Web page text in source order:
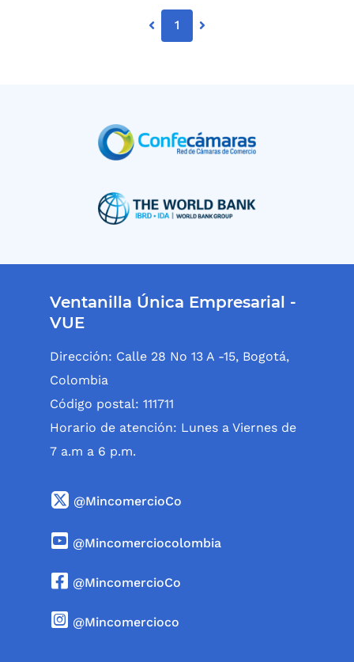
1
Ventanilla Única Empresarial -
VUE
Dirección: Calle 28 No 13 A -15, Bogotá,
Colombia
Código postal: 111711
Horario de atención: Lunes a Viernes de
7 a.m a 6 p.m.
@MincomercioCo
@Mincomerciocolombia
@MincomercioCo
@Mincomercioco